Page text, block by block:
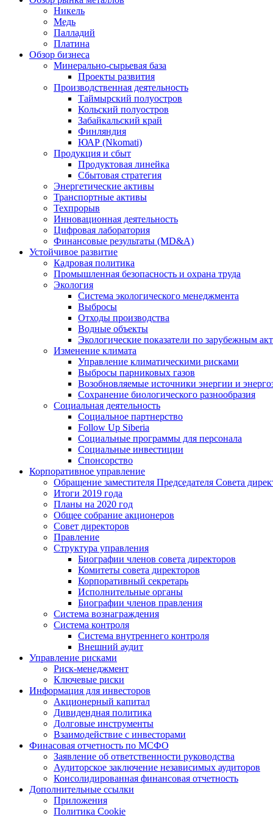
Никель
Медь
Палладий
Платина
Обзор бизнеса
Минерально-сырьевая база
Проекты развития
Производственная деятельность
Таймырский полуостров
Кольский полуостров
Забайкальский край
Финляндия
ЮАР (Nkomati)
Продукция и сбыт
Продуктовая линейка
Сбытовая стратегия
Энергетические активы
Транспортные активы
Техпрорыв
Инновационная деятельность
Цифровая лаборатория
Финансовые результаты (MD&A)
Устойчивое развитие
Кадровая политика
Промышленная безопасность и охрана труда
Экология
Система экологического менеджмента
Выбросы
Отходы производства
Водные объекты
Экологические показатели по зарубежным
Изменение климата
Управление климатическими рисками
Выбросы парниковых газов
Возобновляемые источники энергии и
Сохранение биологического разнообразия
Социальная деятельность
Социальное партнерство
Follow Up Siberia
Социальные программы для персонала
Социальные инвестиции
Спонсорство
Корпоративное управление
Обращение заместителя Председателя Совета
Итоги 2019 года
Планы на 2020 год
Общее собрание акционеров
Совет директоров
Правление
Структура управления
Биографии членов совета директоров
Комитеты совета директоров
Корпоративный секретарь
Исполнительные органы
Биографии членов правления
Система вознаграждения
Система контроля
Система внутреннего контроля
Внешний аудит
Управление рисками
Риск-менеджмент
Ключевые риски
Информация для инвесторов
Акционерный капитал
Дивидендная политика
Долговые инструменты
Взаимодействие с инвеcторами
Финасовая отчетность по МСФО
Заявление об ответственности руководства
Аудиторское заключение независимых аудиторов
Консолидированная финансовая отчетность
Дополнительные ссылки
Приложения
Политика Cookie